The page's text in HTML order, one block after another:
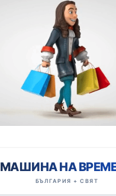
МАШИНА НА
БЪЛГАРИЯ + СВЯТ